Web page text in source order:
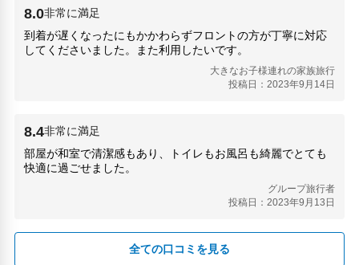
Tomb of Saikaku Ihara - Seiganji Temple(1.45km)
Tsuruhashi Station(530m)
Tsuruhashi Subway Station(530m)
加美(5.03km)
地下鉄 谷町九丁目駅(1.54km)
大阪上本町駅(1.03km)
大阪府貿易専門学校発祥の地記念碑(3.24km)
8.0非常に満足
到着が遅くなったにもかかわらずフロントの方が丁寧に対応
してくださいました。また利用したいです。
大きなお子様連れの家族旅行
投稿日：2023年9月14日
8.4非常に満足
部屋が和室で清潔感もあり、トイレもお風呂も綺麗でとても
快適に過ごせました。
グループ旅行者
投稿日：2023年9月13日
全ての口コミを見る